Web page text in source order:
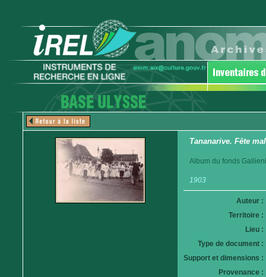
Tananarive. Fête
Album du fonds
1903
Auteur :
Territoire :
Lieu :
Type de document :
Support et dimensions :
Provenance :